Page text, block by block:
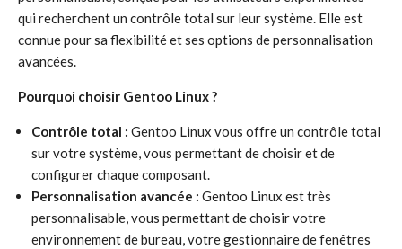
qui recherchent un contrôle total sur leur système. Elle est
connue pour sa flexibilité et ses options de personnalisation
avancées.
Pourquoi choisir Gentoo Linux ?
Contrôle total : Gentoo Linux vous offre un contrôle total
sur votre système, vous permettant de choisir et de
configurer chaque composant.
Personnalisation avancée : Gentoo Linux est très
personnalisable, vous permettant de choisir votre
environnement de bureau, votre gestionnaire de fenêtres